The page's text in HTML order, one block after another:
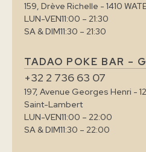
159, Drève Richelle - 1410
LUN-VEN11:00 – 21:30
SA & DIM11:30 – 21:30
TADAO POKE BAR –
+32 2 736 63 07
197, Avenue Georges Henri -
Saint-Lambert
LUN-VEN11:00 – 22:00
SA & DIM11:30 – 22:00